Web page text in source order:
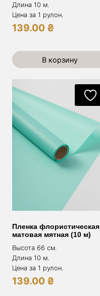
Длина 10 м.
Цена за 1 рулон.
139.00 ₴
В корзину
Пленка флористическая
матовая мятная (10 м)
Высота 66 см.
Длина 10 м.
Цена за 1 рулон.
139.00 ₴